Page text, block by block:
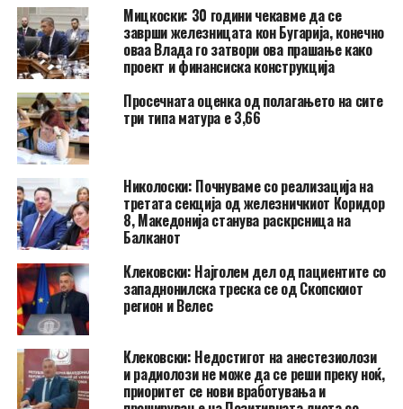
Мицкоски: 30 години чекавме да се
заврши железницата кон Бугарија, конечно
оваа Влада го затвори ова прашање како
проект и финансиска конструкција
Просечната оценка од полагањето на сите
три типа матура е 3,66
Николоски: Почнуваме со реализација на
третата секција од железничкиот Коридор
8, Македонија станува раскрсница на
Балканот
Клековски: Најголем дел од пациентите сo
западнонилска треска се од Скопскиот
регион и Велес
Клековски: Недостигот на анестезиолози
и радиолози не може да се реши преку ноќ,
приоритет се нови вработувања и